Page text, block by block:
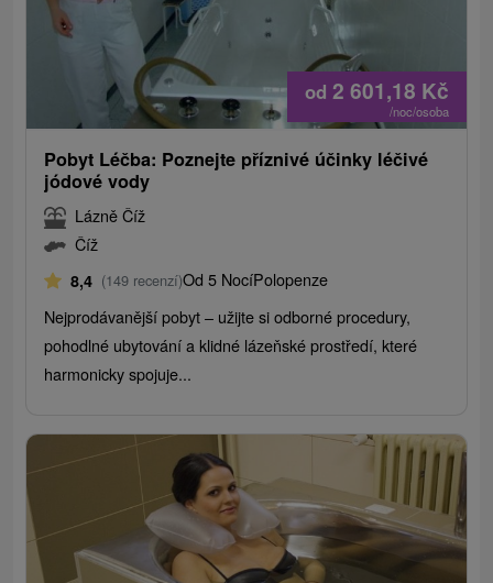
od 2 601,18 Kč
/noc/osoba
Pobyt Léčba: Poznejte příznivé účinky léčivé
jódové vody
Lázně Číž
Číž
8,4 (149 recenzí)Od 5 NocíPolopenze
Nejprodávanější pobyt – užijte si odborné procedury,
pohodlné ubytování a klidné lázeňské prostředí, které
harmonicky spojuje...